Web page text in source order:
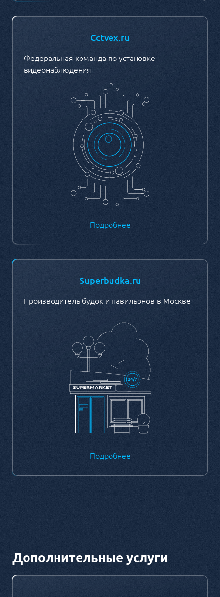
Cctvex.ru
Федеральная команда по установке
видеонаблюдения
Подробнее
Superbudka.ru
Производитель будок и павильонов в Москве
Подробнее
Дополнительные услуги